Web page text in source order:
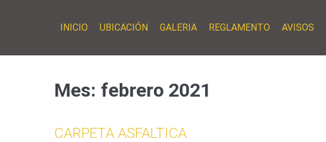
INICIO UBICACIÓN GALERIA REGLAMENTO AVISOS
Mes: febrero 2021
CARPETA ASFALTICA